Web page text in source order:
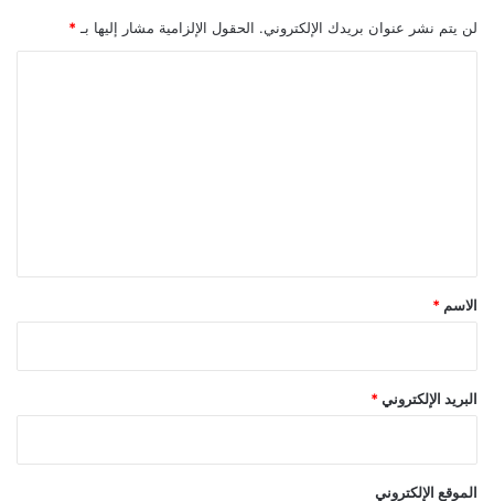
لن يتم نشر عنوان بريدك الإلكتروني. الحقول الإلزامية مشار إليها بـ *
*
الاسم *
البريد الإلكتروني *
الموقع الإلكتروني